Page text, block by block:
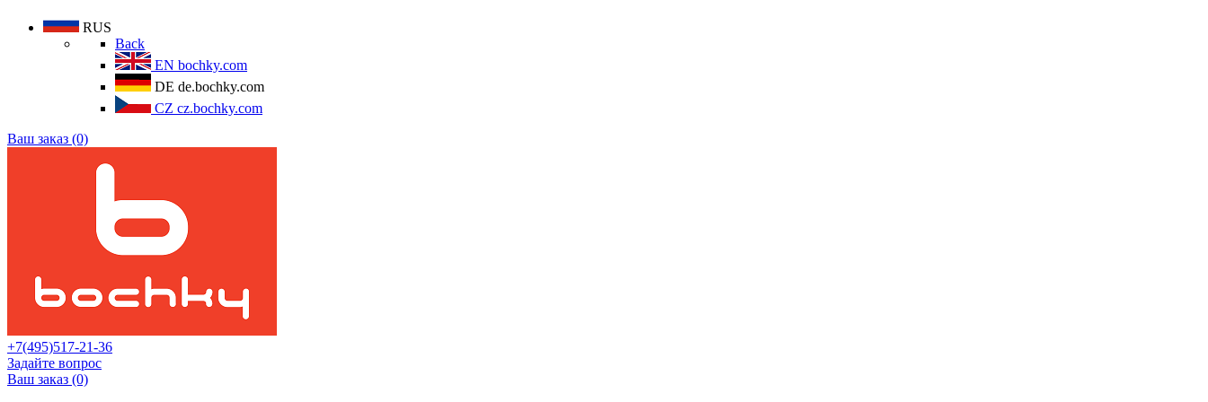
RUS
Back
EN bochky.com
DE de.bochky.com
CZ cz.bochky.com
Ваш заказ (0)
+7(495)517-21-36
Задайте вопрос
Ваш заказ (0)